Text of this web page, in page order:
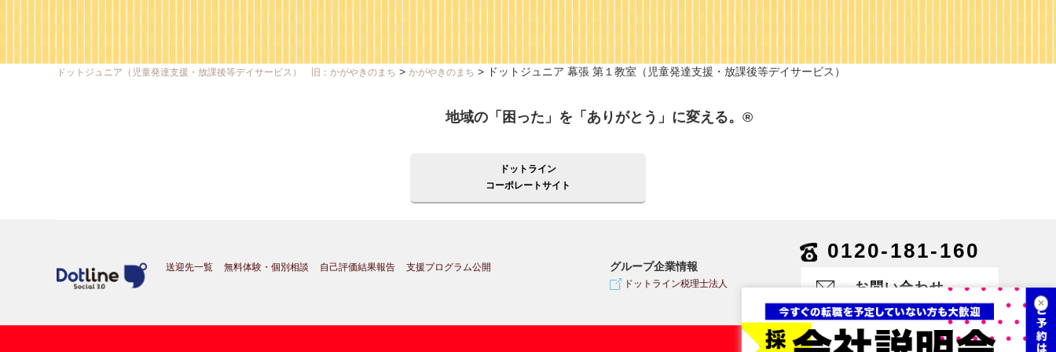
×
ドットジュニア（児童発達支援・放課後等デイサービス） 旧：かがやきのまち > かがやきのまち > ドットジュニア 幕張 第１教室（児童発達支援・放課後等デイサービス）
地域の「困った」を「ありがとう」に変える。®
ドットライン
コーポレートサイト
送迎先一覧 無料体験・個別相談 自己評価結果報告 支援プログラム公開 グループ企業情報
ドットライン税理士法人
0120-181-160
お問い合わせ